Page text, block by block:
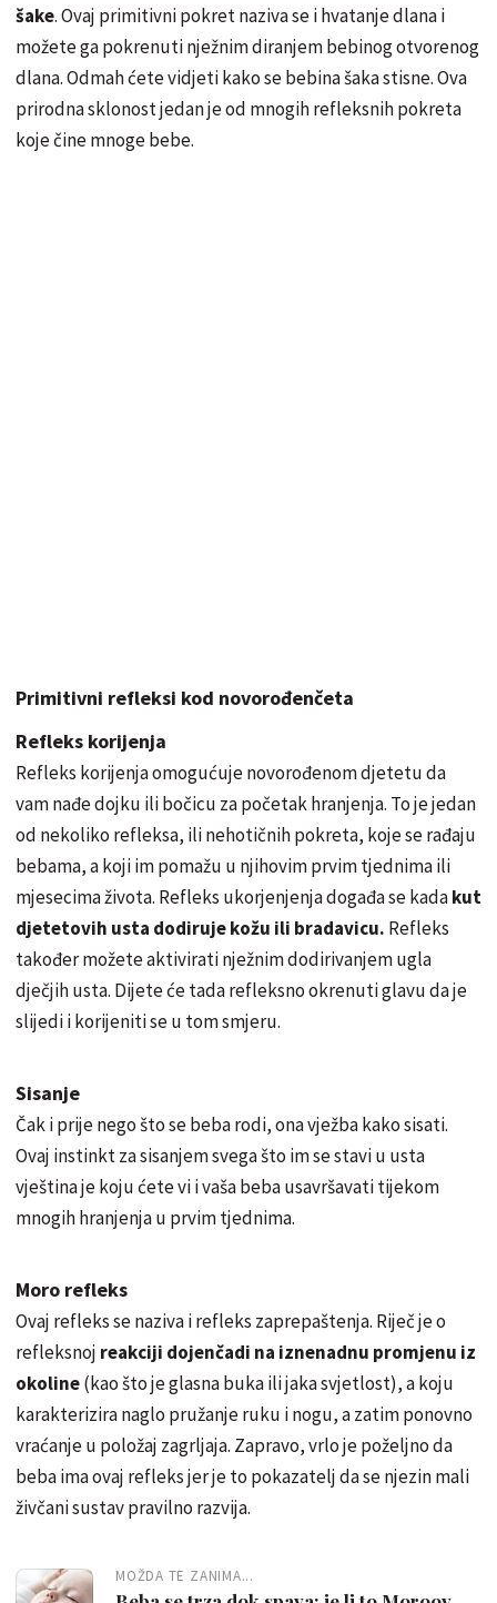
šake. Ovaj primitivni pokret naziva se i hvatanje dlana i
možete ga pokrenuti nježnim diranjem bebinog otvorenog
dlana. Odmah ćete vidjeti kako se bebina šaka stisne. Ova
prirodna sklonost jedan je od mnogih refleksnih pokreta
koje čine mnoge bebe.
Primitivni refleksi kod novorođenčeta
Refleks korijenja
Refleks korijenja omogućuje novorođenom djetetu da
vam nađe dojku ili bočicu za početak hranjenja. To je jedan
od nekoliko refleksa, ili nehotičnih pokreta, koje se rađaju
bebama, a koji im pomažu u njihovim prvim tjednima ili
mjesecima života. Refleks ukorjenjenja događa se kadakut
djetetovih usta dodiruje kožu ili bradavicu. Refleks
također možete aktivirati nježnim dodirivanjem ugla
dječjih usta. Dijete će tada refleksno okrenuti glavu da je
slijedi i korijeniti se u tom smjeru.
Sisanje
Čak i prije nego što se beba rodi, ona vježba kako sisati.
Ovaj instinkt za sisanjem svega što im se stavi u usta
vještina je koju ćete vi i vaša beba usavršavati tijekom
mnogih hranjenja u prvim tjednima.
Moro refleks
Ovaj refleks se naziva i refleks zaprepaštenja. Riječ je o
refleksnoj reakciji dojenčadi na iznenadnu promjenu iz
okoline(kao što je glasna buka ili jaka svjetlost), a koju
karakterizira naglo pružanje ruku i nogu, a zatim ponovno
vraćanje u položaj zagrljaja. Zapravo, vrlo je poželjno da
beba ima ovaj refleks jer je to pokazatelj da se njezin mali
živčani sustav pravilno razvija.
MOŽDA TE ZANIMA...